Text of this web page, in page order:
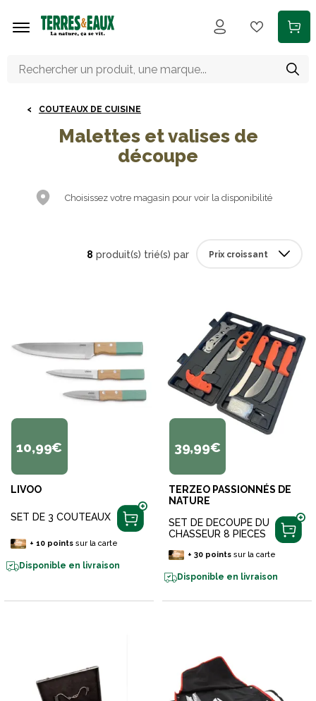
COUTEAUX DE CUISINE
Malettes et valises de
découpe
Choisissez votre magasin pour voir la disponibilité
8 produit(s) trié(s) par
10,99€
LIVOO
SET DE 3 COUTEAUX
+ 10pointssur la carte
Disponible en livraison
39,99€
TERZEO PASSIONNÉS DE
NATURE
SET DE DECOUPE DU
CHASSEUR 8 PIECES
+ 30pointssur la carte
Disponible en livraison